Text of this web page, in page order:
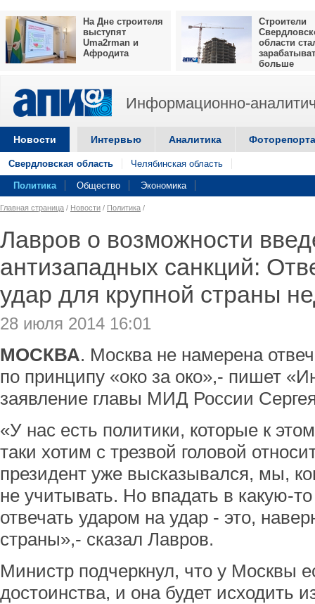
На Дне строителя
выступят
Uma2rman и
Афродита
Строители
области
больше
Информационно-
Новости Интервью Аналитика
Свердловская область Челябинская область
Политика Общество Экономика
Главная страница / Новости / Политика /
Лавров о возможности
антизападных санкций:
удар для крупной страны
28 июля 2014 16:01
МОСКВА. Москва не намерена
по принципу «око за око»,- пишет
заявление главы МИД России
«У нас есть политики, которые к
таки хотим с трезвой головой
президент уже высказывался, мы,
не учитывать. Но впадать в какую-
отвечать ударом на удар - это,
страны»,- сказал Лавров.
Министр подчеркнул, что у Москвы
достоинства, и она будет исходить